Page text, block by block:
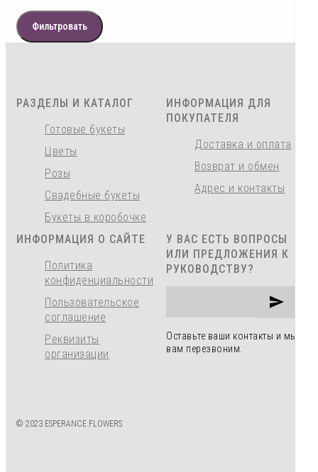
Фильтровать
РАЗДЕЛЫ И КАТАЛОГ
Готовые букеты
Цветы
Розы
Свадебные букеты
Букеты в коробочке
ИНФОРМАЦИЯ ДЛЯ
ПОКУПАТЕЛЯ
Доставка и оплата
Возврат и обмен
Адрес и контакты
ИНФОРМАЦИЯ О САЙТЕ
Политика
конфиденциальности
Пользовательское
соглашение
Реквизиты
организации
У ВАС ЕСТЬ ВОПРОСЫ
ИЛИ ПРЕДЛОЖЕНИЯ К
РУКОВОДСТВУ?
Оставьте ваши контакты и мы
вам перезвоним.
© 2023 ESPERANCE FLOWERS